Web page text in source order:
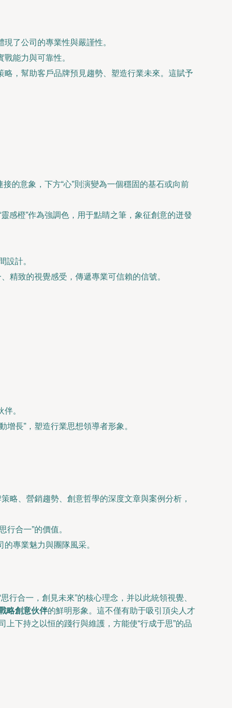
了公司的專業性與嚴謹性。
能力與可靠性。
，幫助客戶品牌預見趨勢、塑造行業未來。這賦予
的意象，下方“心”則演變為一個穩固的基石或向前
感橙”作為強調色，用于點睛之筆，象征創意的迸發
設計。
精致的視覺感受，傳遞專業可信賴的信號。
。
長”，塑造行業思想領導者形象。
略、營銷趨勢、創意哲學的深度文章與案例分析，
合一”的價值。
專業魅力與團隊風采。
合一，創見未來”的核心理念，并以此統領視覺、
略創意伙伴的鮮明形象。這不僅有助于吸引頂尖人才
下持之以恒的踐行與維護，方能使“行成于思”的品